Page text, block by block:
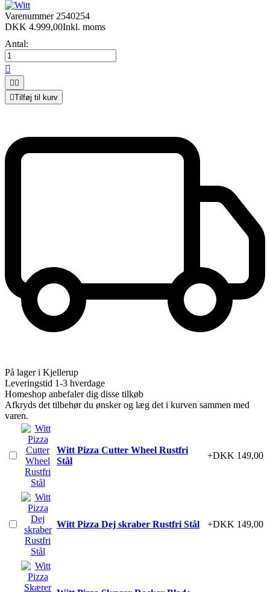
Varenummer 2540254
DKK 4.999,00Inkl. moms
Antal:

 
Tilføj til kurv
På lager i Kjellerup
Leveringstid 1-3 hverdage
Homeshop anbefaler dig disse tilkøb
Afkryds det tilbehør du ønsker og læg det i kurven sammen med
varen.
Witt Pizza Cutter Wheel Rustfri
Stål
+DKK 149,00
Witt Pizza Dej skraber Rustfri Stål +DKK 149,00